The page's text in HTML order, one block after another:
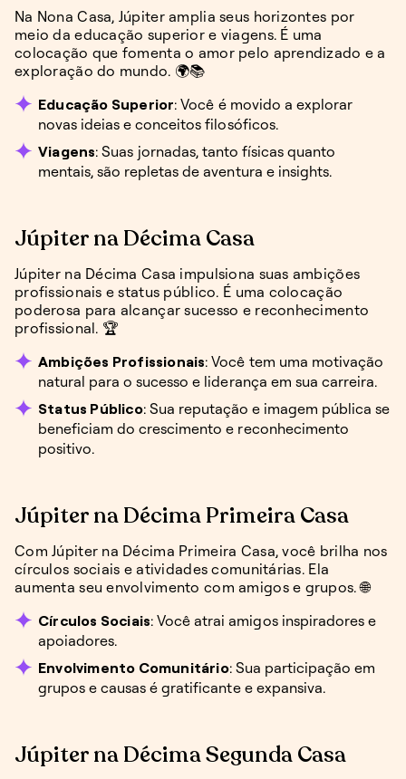
Na Nona Casa, Júpiter amplia seus horizontes por
meio da educação superior e viagens. É uma
colocação que fomenta o amor pelo aprendizado e a
exploração do mundo. 🌍📚
Educação Superior: Você é movido a explorar
novas ideias e conceitos filosóficos.
Viagens: Suas jornadas, tanto físicas quanto
mentais, são repletas de aventura e insights.
Júpiter na Décima Casa
Júpiter na Décima Casa impulsiona suas ambições
profissionais e status público. É uma colocação
poderosa para alcançar sucesso e reconhecimento
profissional. 🏆
Ambições Profissionais: Você tem uma motivação
natural para o sucesso e liderança em sua carreira.
Status Público: Sua reputação e imagem pública se
beneficiam do crescimento e reconhecimento
positivo.
Júpiter na Décima Primeira Casa
Com Júpiter na Décima Primeira Casa, você brilha nos
círculos sociais e atividades comunitárias. Ela
aumenta seu envolvimento com amigos e grupos. 🌐
Círculos Sociais: Você atrai amigos inspiradores e
apoiadores.
Envolvimento Comunitário: Sua participação em
grupos e causas é gratificante e expansiva.
Júpiter na Décima Segunda Casa